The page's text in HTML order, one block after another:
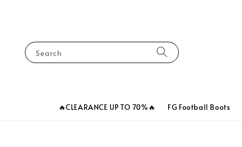
Search
🔥CLEARANCE UP TO 70%🔥 FG Football Boots